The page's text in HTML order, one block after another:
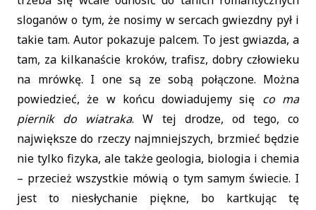
sloganów o tym, że nosimy w sercach gwiezdny pył i
takie tam. Autor pokazuje palcem. To jest gwiazda, a
tam, za kilkanaście kroków, trafisz, dobry człowieku
na mrówkę. I one są ze sobą połączone. Można
powiedzieć, że w końcu dowiadujemy się co ma
piernik do wiatraka. W tej drodze, od tego, co
największe do rzeczy najmniejszych, brzmieć będzie
nie tylko fizyka, ale także geologia, biologia i chemia
– przecież wszystkie mówią o tym samym świecie. I
jest to niesłychanie piękne, bo kartkując tę